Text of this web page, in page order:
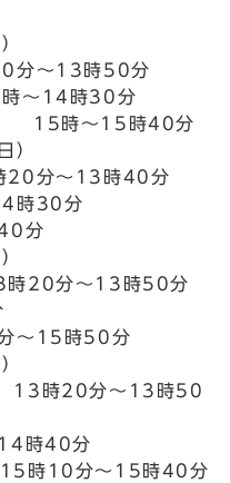
分～13時50分
～14時30分
） 15時～15時40分
）
20分～13時40分
時30分
分
時20分～13時50分
～15時50分
13時20分～13時50
時40分
時10分～15時40分